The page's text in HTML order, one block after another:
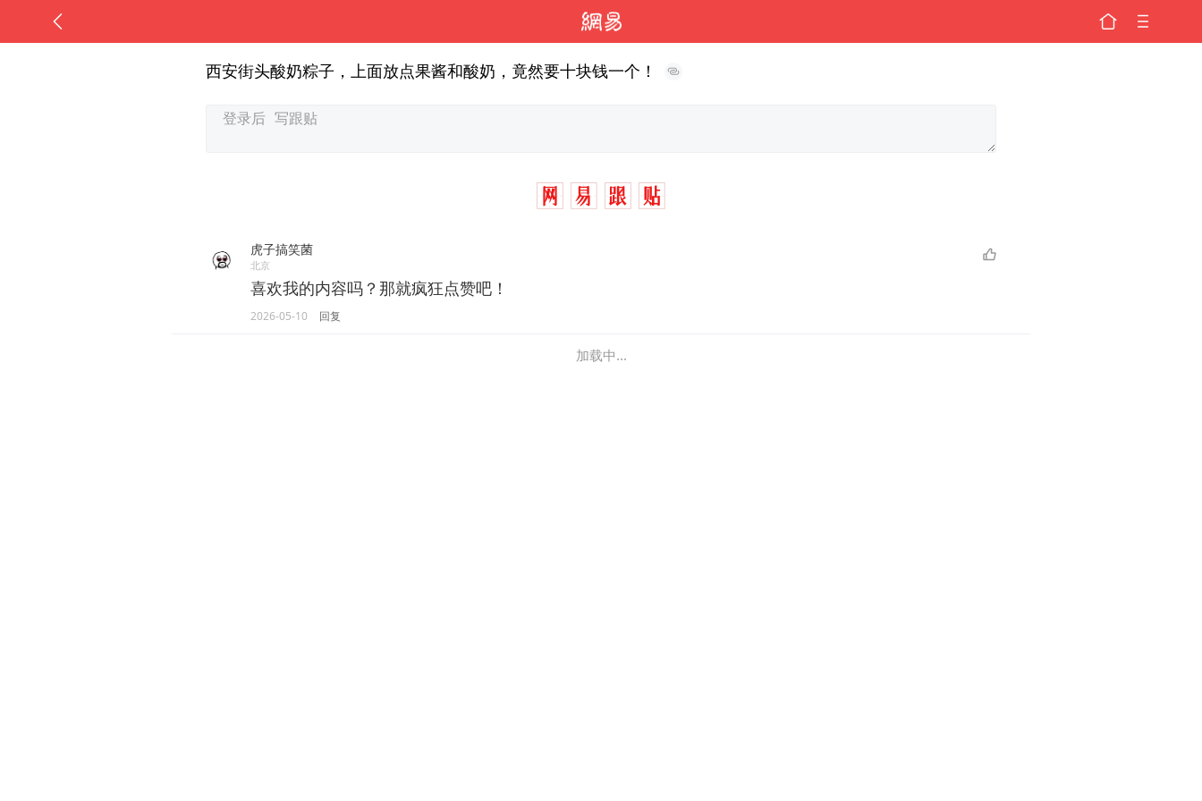
西安街头酸奶粽子，上面放点果酱和酸奶，竟然要十块钱一个！
虎子搞笑菌
北京
喜欢我的内容吗？那就疯狂点赞吧！
2026-05-10 回复
加载中...